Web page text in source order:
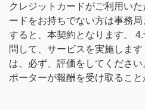
クレジットカードがご利用い
ードをお持ちでない方は事務
すると、本契約となります。
問して、サービスを実施しま
は、必ず、評価をしてくださ
ポーターが報酬を受け取ること